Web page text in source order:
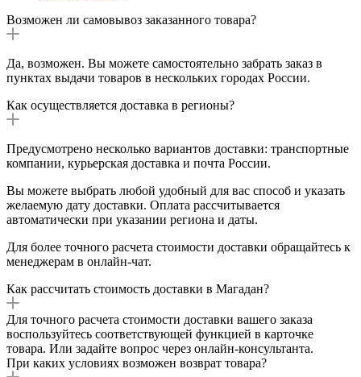
Возможен ли самовывоз заказанного товара?
Да, возможен. Вы можете самостоятельно забрать заказ в
пунктах выдачи товаров в нескольких городах России.
Как осуществляется доставка в регионы?
Предусмотрено несколько вариантов доставки: транспортные
компании, курьерская доставка и почта России.
Вы можете выбрать любой удобный для вас способ и указать
желаемую дату доставки. Оплата рассчитывается
автоматически при указании региона и даты.
Для более точного расчета стоимости доставки обращайтесь к
менеджерам в онлайн-чат.
Как рассчитать стоимость доставки в Магадан?
Для точного расчета стоимости доставки вашего заказа
воспользуйтесь соответствующей функцией в карточке
товара. Или задайте вопрос через онлайн-консультанта.
При каких условиях возможен возврат товара?